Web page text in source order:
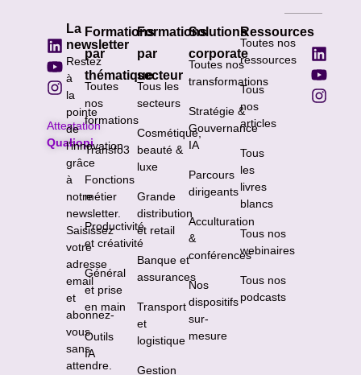
Attestation
Qualiopi
La
newsletter
Restez
à
la
pointe
de
l’innovation
grâce
à
notre
newsletter.
Saisissez
votre
adresse
email
et
abonnez-
vous
sans
attendre.
Formations
par
thématique
Toutes
nos
formations
Transfo3
Fonctions
métier
Productivité
et créativité
Général
et prise
en main
Outils
IA
Formations
par
secteur
Tous les
secteurs
Cosmétique,
beauté &
luxe
Grande
distribution
et retail
Banque et
assurances
Transport
et
logistique
Gestion
Solutions
corporate
Toutes nos
transformations
Stratégie &
Gouvernance
IA
Parcours
dirigeants
Acculturation
&
conférences
Nos
dispositifs
sur-
mesure
Ressources
Toutes nos
ressources
Tous
nos
articles
Tous
les
livres
blancs
Tous nos
webinaires
Tous nos
podcasts